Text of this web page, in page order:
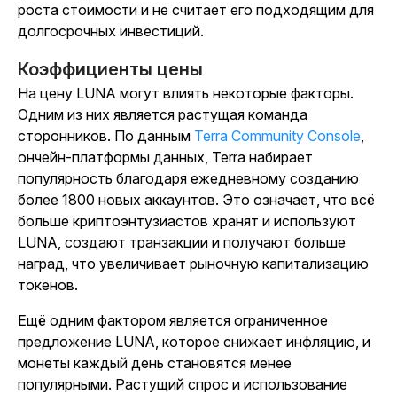
роста стоимости и не считает его подходящим для
долгосрочных инвестиций.
Коэффициенты цены
На цену LUNA могут влиять некоторые факторы.
Одним из них является растущая команда
сторонников. По данным Terra Community Console,
ончейн-платформы данных, Terra набирает
популярность благодаря ежедневному созданию
более 1800 новых аккаунтов. Это означает, что всё
больше криптоэнтузиастов хранят и используют
LUNA, создают транзакции и получают больше
наград, что увеличивает рыночную капитализацию
токенов.
Ещё одним фактором является ограниченное
предложение LUNA, которое снижает инфляцию, и
монеты каждый день становятся менее
популярными. Растущий спрос и использование